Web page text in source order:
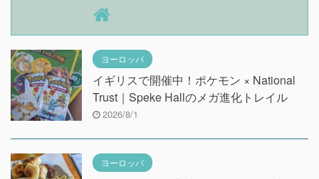
ヨーロッパ
イギリスで開催中！ポケモン × National
Trust｜Speke Hallのメガ進化トレイル
2026/8/1
ヨーロッパ